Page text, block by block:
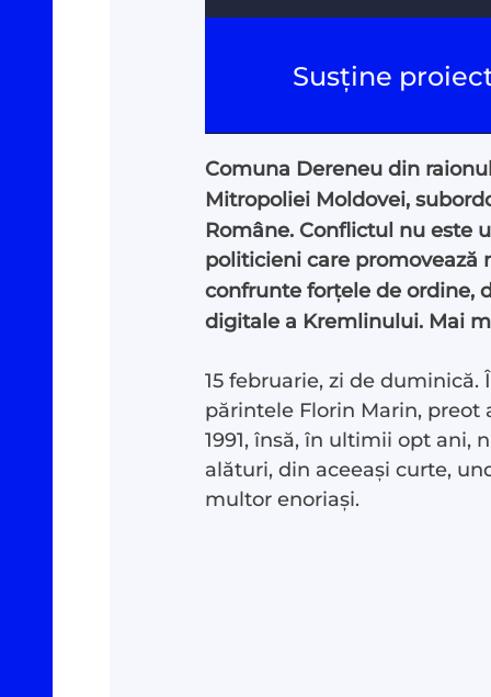
Susține
Comuna Dereneu din
Mitropoliei Moldovei,
Române. Conflictul nu este
politicieni care promovează
confrunte forțele de ordine,
digitale a Kremlinului. Mai
15 februarie, zi de
părintele Florin Marin, preot
1991, însă, în ultimii opt ani,
alături, din aceeași curte,
multor enoriași.